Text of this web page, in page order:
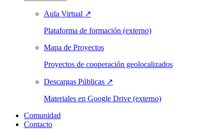
Aula Virtual ↗
Plataforma de formación (externo)
Mapa de Proyectos
Proyectos de cooperación geolocalizados
Descargas Públicas ↗
Materiales en Google Drive (externo)
Comunidad
Contacto